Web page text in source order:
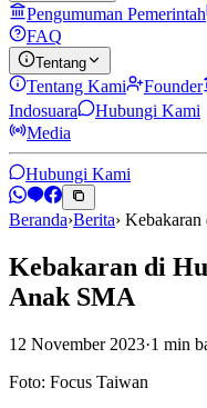
Pengumuman Pemerintah
FAQ
Tentang
Tentang Kami Founder
Indosuara
Hubungi Kami
Media
Hubungi Kami
Beranda›Berita›
Kebakaran di
Anak SMA
12 November 2023·1 min
Foto: Focus Taiwan